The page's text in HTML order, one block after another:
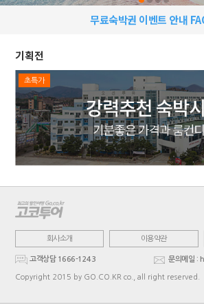
무료숙박권 이벤트 안내
기획전
초특가
회사소개 이용약관
고객상담 1666-1243 문의메일 :
Copyright 2015 by GO.CO.KR co., all right reserved.